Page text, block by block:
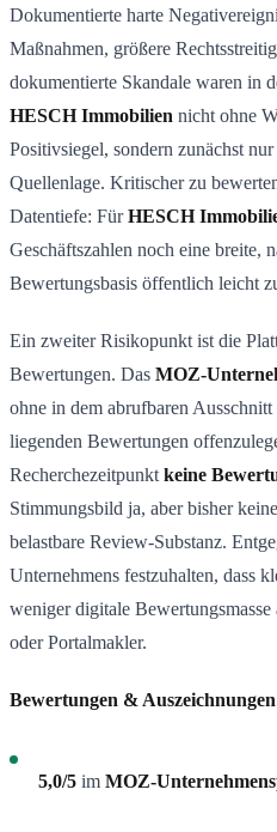
Dokumentierte harte
Maßnahmen, größere
dokumentierte Skandale waren in
HESCH Immobilien nicht ohne
Positivsiegel, sondern zunächst
Quellenlage. Kritischer zu
Datentiefe: FürHESCH
Geschäftszahlen noch eine breite,
Bewertungsbasis öffentlich leicht
Ein zweiter Risikopunkt ist die
Bewertungen. Das MOZ-
ohne in dem abrufbaren
liegenden Bewertungen
Recherchezeitpunkt keine
Stimmungsbild ja, aber bisher
belastbare Review-Substanz.
Unternehmens festzuhalten, dass
weniger digitale
oder Portalmakler.
Bewertungen & Auszeichnungen
5,0/5 im MOZ-